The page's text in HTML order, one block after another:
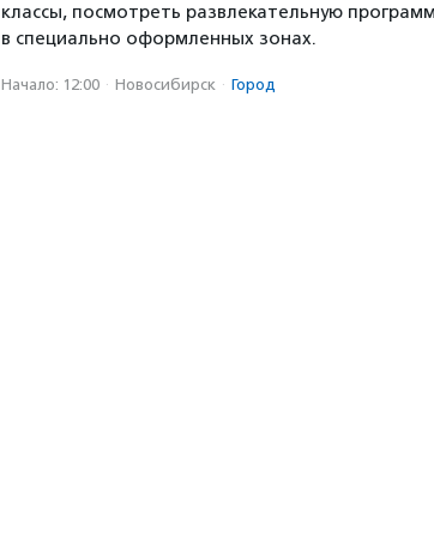
классы, посмотреть развлекательную
в специально оформленных зонах.
Начало: 12:00 · Новосибирск · Город